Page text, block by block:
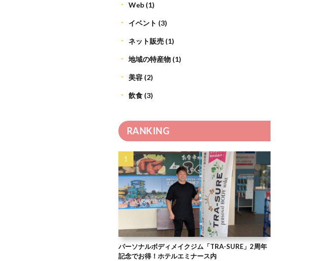
Web(1)
イベント (3)
ネット販売(1)
地域の特産物(1)
美容(2)
飲食(3)
RANKING
パーソナルボディメイクジム「TRA-SURE」2周年
記念でお得！ホテルエミナース内